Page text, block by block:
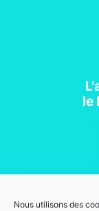
Nous utilisons des
le